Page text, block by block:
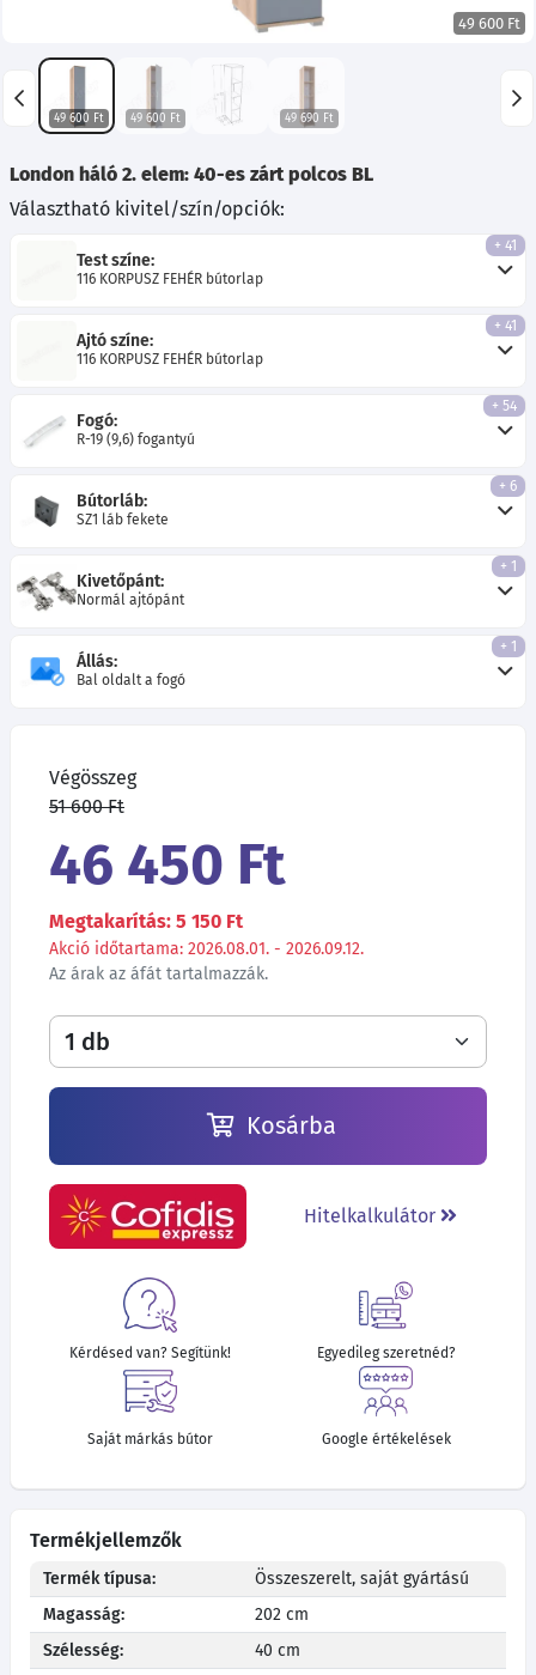
49 600 Ft
49 600 Ft 49 600 Ft 49 690 Ft
London háló 2. elem: 40-es zárt polcos BL
Választható kivitel/szín/opciók:
Test színe:
116 KORPUSZ FEHÉR bútorlap
+ 41
Ajtó színe:
116 KORPUSZ FEHÉR bútorlap
+ 41
Fogó:
R-19 (9,6) fogantyú
+ 54
Bútorláb:
SZ1 láb fekete
+ 6
Kivetőpánt:
Normál ajtópánt
+ 1
Állás:
Bal oldalt a fogó
+ 1
Végösszeg
51 600 Ft
46 450 Ft
Megtakarítás: 5 150 Ft
Akció időtartama: 2026.08.01. - 2026.09.12.
Az árak az áfát tartalmazzák.
Kosárba
Hitelkalkulátor
Kérdésed van? Segítünk! Egyedileg szeretnéd?
Saját márkás bútor Google értékelések
Termékjellemzők
Termék típusa:
Összeszerelt, saját gyártású
Magasság:
202 cm
Szélesség:
40 cm